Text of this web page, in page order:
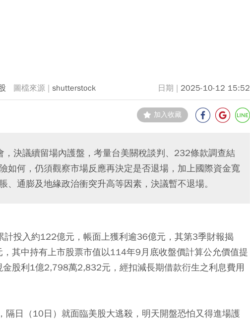
shutterstock 2025-10-12 15:52
加入收藏
決議續留場內護盤，考量台美關稅談判、232條款調查結
如何，仍須觀察市場反應再決定是否退場，加上國際資金寬
、通膨及地緣政治衝突升高等因素，決議暫不退場。
投入約122億元，帳面上獲利逾36億元，其第3季財報揭
其中持有上市股票市值以114年9月底收盤價計算公允價值提
股利1億2,798萬2,832元，經扣減長期借款衍生之利息費用
隔日（10日）就面臨美股大逃殺，明天開盤恐怕又得進場護